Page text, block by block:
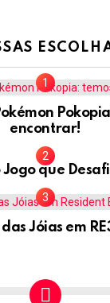
encontrar!
Jogo que
Jóias em